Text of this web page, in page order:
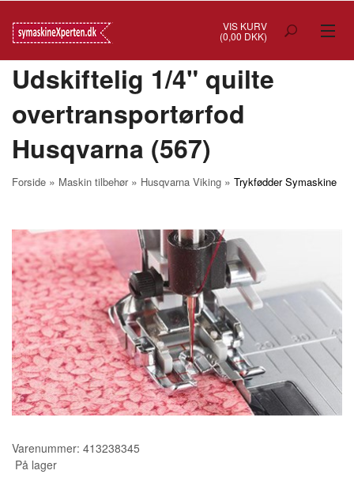
VIS KURV
(0,00 DKK)
TILBUD
SYMASKINER
OVERLOCK
INDUSTRI
BRUGTE/DEMO
MASKIN TILBEHØR
SYTILBEHØR
KURSER
SCANNCUT
Udskiftelig 1/4" quilte
overtransportørfod
Husqvarna (567)
Forside » Maskin tilbehør» Husqvarna Viking » Trykfødder Symaskine
Varenummer: 413238345
På lager